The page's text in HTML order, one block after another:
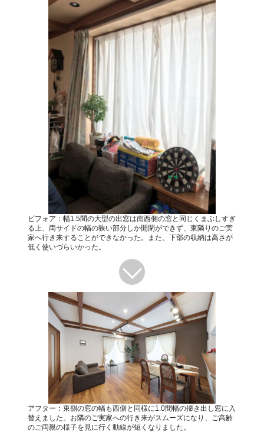
ビフォア：幅1.5間の大型の出窓は南西側の窓と同じくまぶしすぎ
る上、両サイドの幅の狭い部分しか開閉ができず、東隣りのご実
家へ行き来することができなかった。また、下部の収納は高さが
低く使いづらいかった。
アフター：東側の窓の幅も西側と同様に1.0間幅の掃き出し窓に入
替えました。お隣のご実家への行き来がスムーズになり、ご高齢
のご両親の様子を見に行く動線が短くなりました。